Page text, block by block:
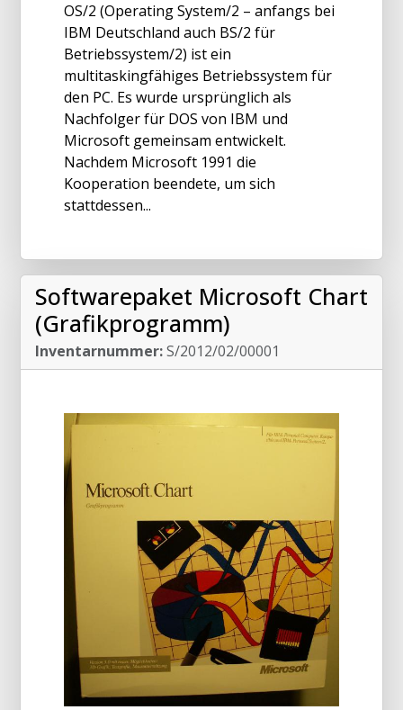
OS/2 (Operating System/2 – anfangs bei
IBM Deutschland auch BS/2 für
Betriebssystem/2) ist ein
multitaskingfähiges Betriebssystem für
den PC. Es wurde ursprünglich als
Nachfolger für DOS von IBM und
Microsoft gemeinsam entwickelt.
Nachdem Microsoft 1991 die
Kooperation beendete, um sich
stattdessen...
Softwarepaket Microsoft Chart
(Grafikprogramm)
Inventarnummer:S/2012/02/00001